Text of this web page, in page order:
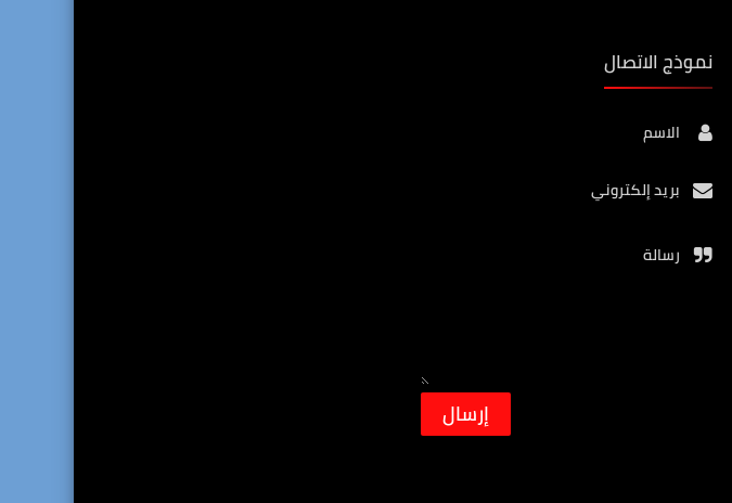
نموذج الاتصال
الاسم
بريد إلكتروني
رسالة